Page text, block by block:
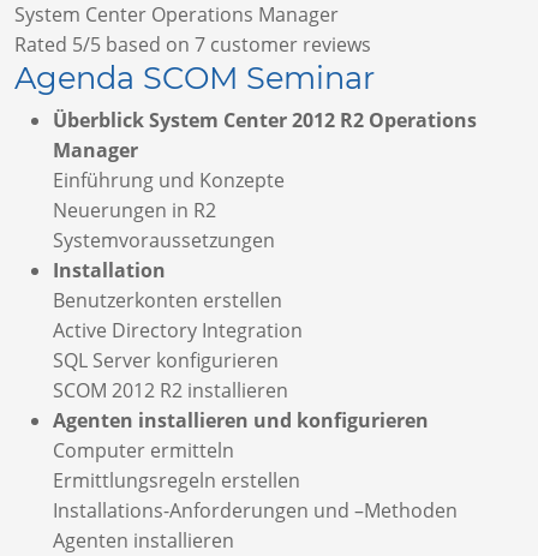
System Center Operations Manager
Rated 5/5 based on 7 customer reviews
Agenda SCOM Seminar
Überblick System Center 2012 R2 Operations
Manager
Einführung und Konzepte
Neuerungen in R2
Systemvoraussetzungen
Installation
Benutzerkonten erstellen
Active Directory Integration
SQL Server konfigurieren
SCOM 2012 R2 installieren
Agenten installieren und konfigurieren
Computer ermitteln
Ermittlungsregeln erstellen
Installations-Anforderungen und –Methoden
Agenten installieren